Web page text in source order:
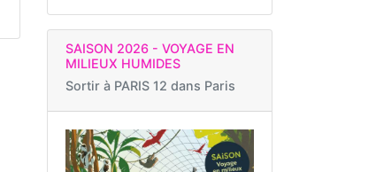
SAISON 2026 - VOYAGE EN
MILIEUX HUMIDES
Sortir à PARIS 12 dans Paris